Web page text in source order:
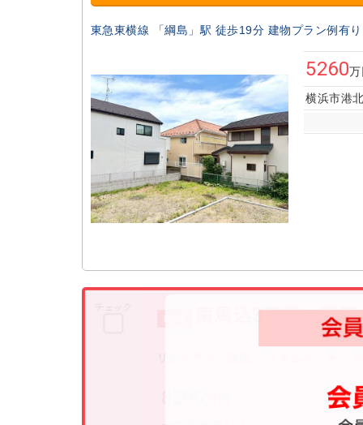
東急東横線 「綱島」駅 徒歩19分 建物プラン例有
5260
横浜市港